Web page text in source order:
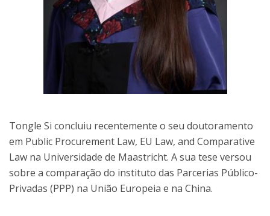
Tongle Si concluiu recentemente o seu doutoramento
em Public Procurement Law, EU Law, and Comparative
Law na Universidade de Maastricht. A sua tese versou
sobre a comparação do instituto das Parcerias Público-
Privadas (PPP) na União Europeia e na China.